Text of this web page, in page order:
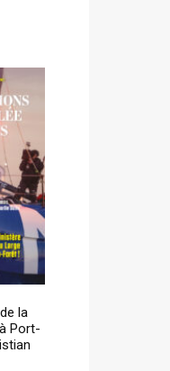
la
Port-